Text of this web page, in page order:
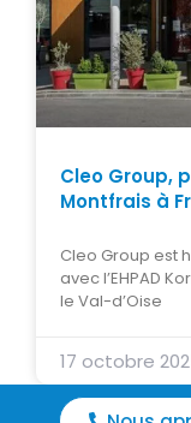
Cleo Group,
Montfrais à
Cleo Group est
avec l’EHPAD
le Val-d’Oise
17 octobre